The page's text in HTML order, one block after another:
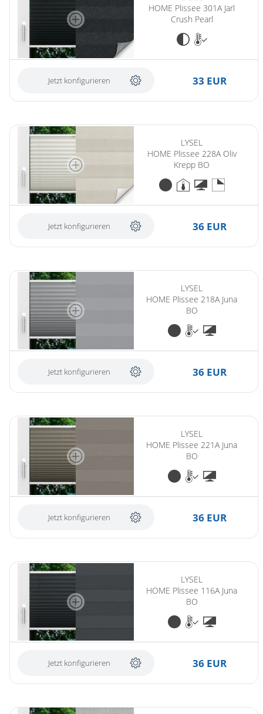
HOME Plissee 301A Jarl
Crush Pearl
Jetzt konfigurieren 33 EUR
LYSEL
HOME Plissee 228A Oliv
Krepp BO
Jetzt konfigurieren 36 EUR
LYSEL
HOME Plissee 218A Juna
BO
Jetzt konfigurieren 36 EUR
LYSEL
HOME Plissee 221A Juna
BO
Jetzt konfigurieren 36 EUR
LYSEL
HOME Plissee 116A Juna
BO
Jetzt konfigurieren 36 EUR